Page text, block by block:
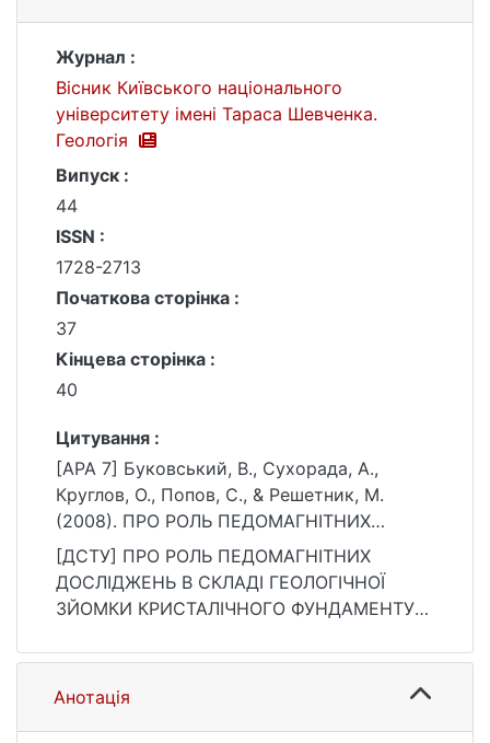
Журнал :
Вісник Київського національного
університету імені Тараса Шевченка.
Геологія
Випуск :
44
ISSN :
1728-2713
Початкова сторінка :
37
Кінцева сторінка :
40
Цитування :
[APA 7] Буковський, В., Сухорада, А.,
Круглов, О., Попов, С., & Решетник, М.
(2008). ПРО РОЛЬ ПЕДОМАГНІТНИХ
ДОСЛІДЖЕНЬ В СКЛАДІ ГЕОЛОГІЧНОЇ
ЗЙОМКИ КРИСТАЛІЧНОГО ФУНДАМЕНТУ
(НА ПРИКЛАДІ СЕРЕДНЬОГО ПОБУЖЖЯ).
університету імені Тараса Шевченка.
https://ir.library.knu.ua/handle/15071834/2123
1
[ДСТУ] ПРО РОЛЬ ПЕДОМАГНІТНИХ
ДОСЛІДЖЕНЬ В СКЛАДІ ГЕОЛОГІЧНОЇ
ЗЙОМКИ КРИСТАЛІЧНОГО ФУНДАМЕНТУ
В. Буковський та ін. Вісник Київського
національного університету імені Тараса
Шевченка. Геологія. 2008. № 44. С. 37—40.
Анотація